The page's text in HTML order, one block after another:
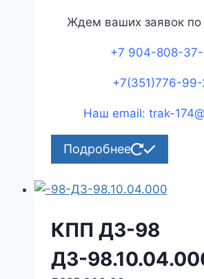
Ждем ваших заявок по
+7 904-808-37-
+7(351)776-99-
Наш email: trak-
Подробнее
КПП ДЗ-98
ДЗ-